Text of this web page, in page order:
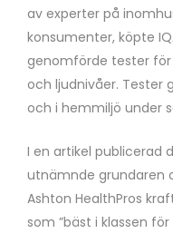
av experter på
konsumenter, köpte
genomförde tester
och ljudnivåer. Tester
och i hemmiljö under
I en artikel publicerad
utnämnde grundaren
Ashton HealthPros
som ”bäst i klassen